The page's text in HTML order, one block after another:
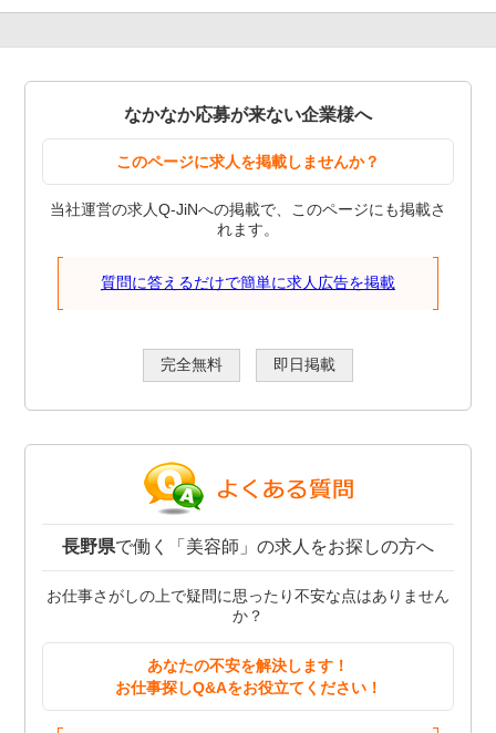
なかなか応募が来ない企業様へ
このページに求人を掲載しませんか？
当社運営の求人Q-JiNへの掲載で、このページにも掲載さ
れます。
質問に答えるだけで簡単に求人広告を掲載
完全無料 即日掲載
長野県で働く「美容師」の求人をお探しの方へ
お仕事さがしの上で疑問に思ったり不安な点はありません
か？
あなたの不安を解決します！
お仕事探しQ&Aをお役立てください！